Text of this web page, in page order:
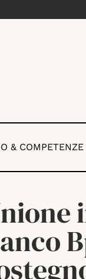
& COMPETENZE